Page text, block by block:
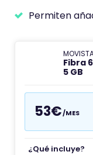
Permiten
Fibra
5 GB
53€/MES
¿Qué incluye?